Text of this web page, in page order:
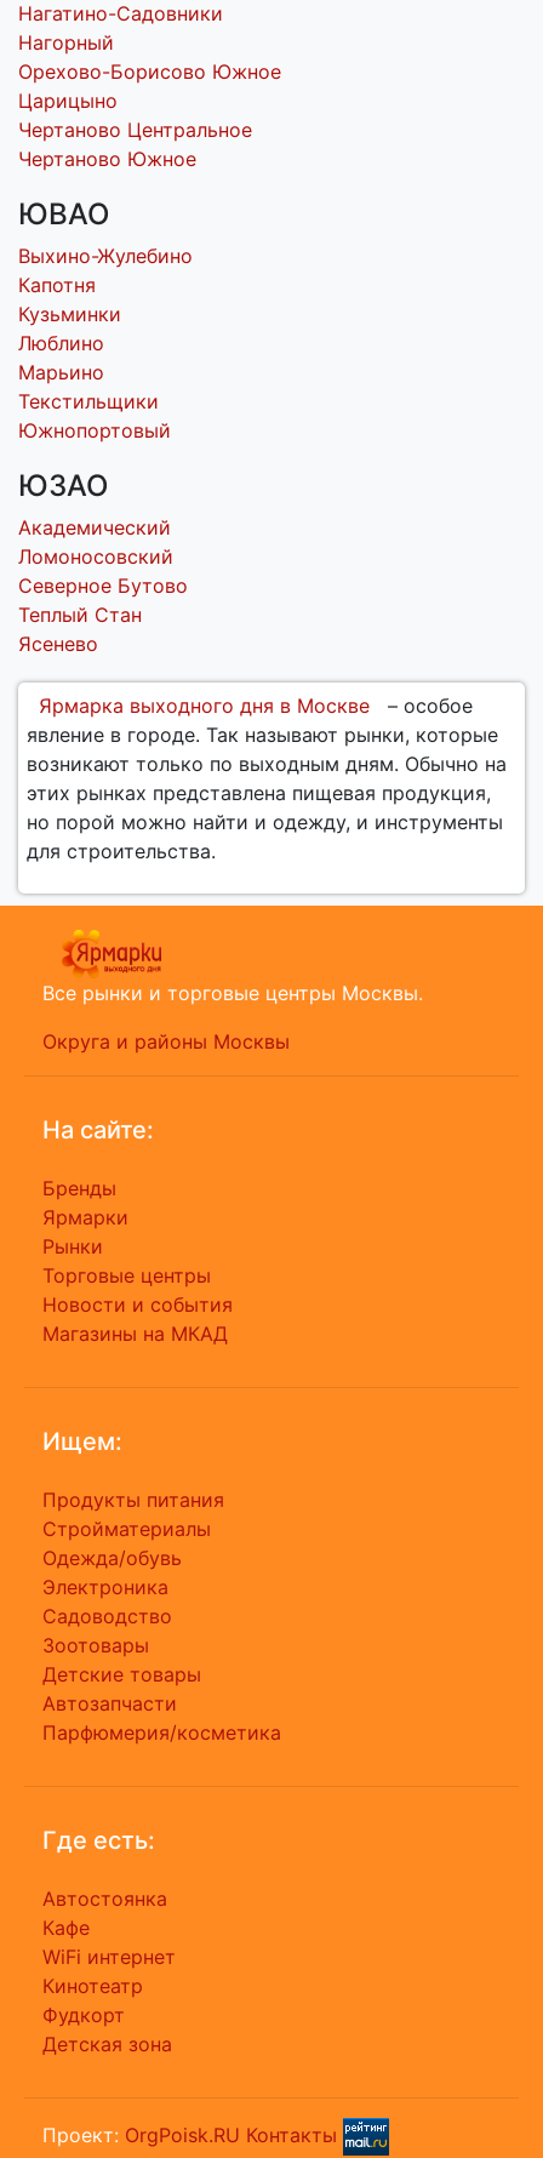
Нагатино-Садовники
Нагорный
Орехово-Борисово Южное
Царицыно
Чертаново Центральное
Чертаново Южное
ЮВАО
Выхино-Жулебино
Капотня
Кузьминки
Люблино
Марьино
Текстильщики
Южнопортовый
ЮЗАО
Академический
Ломоносовский
Северное Бутово
Теплый Стан
Ясенево
Ярмарка выходного дня в Москве
– особое
явление в городе. Так называют рынки, которые
возникают только по выходным дням. Обычно на
этих рынках представлена пищевая продукция,
но порой можно найти и одежду, и инструменты
для строительства.
Все рынки и торговые центры Москвы.
Округа и районы Москвы
На сайте:
Бренды
Ярмарки
Рынки
Торговые центры
Новости и события
Магазины на МКАД
Ищем:
Продукты питания
Стройматериалы
Одежда/обувь
Электроника
Садоводство
Зоотовары
Детские товары
Автозапчасти
Парфюмерия/косметика
Где есть:
Автостоянка
Кафе
WiFi интернет
Кинотеатр
Фудкорт
Детская зона
Проект: OrgPoisk.RU Контакты